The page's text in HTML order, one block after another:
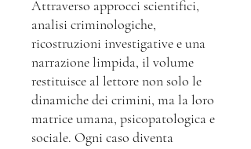
Attraverso approcci scientifici,
analisi criminologiche,
ricostruzioni investigative e una
narrazione limpida, il volume
restituisce al lettore non solo le
dinamiche dei crimini, ma la loro
matrice umana, psicopatologica e
sociale. Ogni caso diventa